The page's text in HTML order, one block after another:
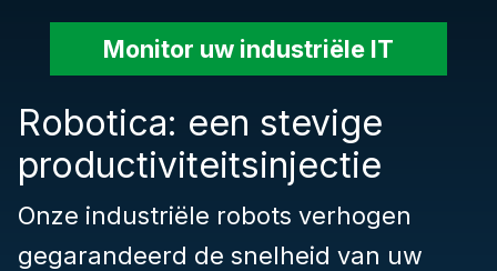
Monitor uw industriële IT
Robotica: een stevige
productiviteitsinjectie
Onze industriële robots verhogen
gegarandeerd de snelheid van uw